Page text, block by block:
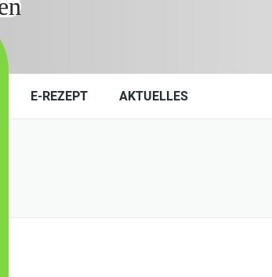
E-REZEPT AKTUELLES